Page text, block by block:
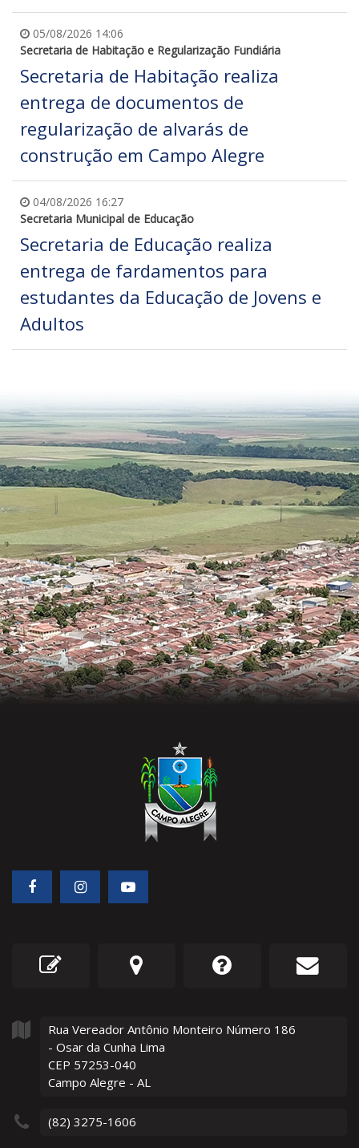
05/08/2026 14:06
Secretaria de Habitação e Regularização Fundiária
Secretaria de Habitação realiza
entrega de documentos de
regularização de alvarás de
construção em Campo Alegre
04/08/2026 16:27
Secretaria Municipal de Educação
Secretaria de Educação realiza
entrega de fardamentos para
estudantes da Educação de Jovens e
Adultos
Rua Vereador Antônio Monteiro Número 186
- Osar da Cunha Lima
CEP 57253-040
Campo Alegre - AL
(82) 3275-1606